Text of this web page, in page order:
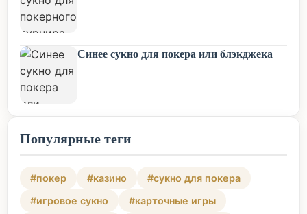
Синее сукно для покера или блэкджека
Популярные теги
#покер #казино
#сукно для покера
#игровое сукно
#карточные игры